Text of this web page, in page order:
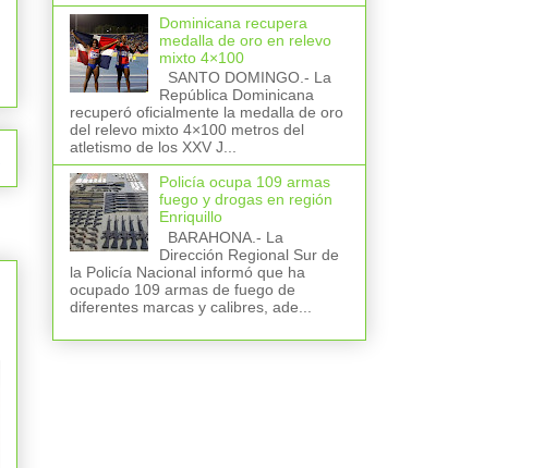
Dominicana recupera
medalla de oro en relevo
mixto 4×100
SANTO DOMINGO.- La
República Dominicana
recuperó oficialmente la medalla de oro
del relevo mixto 4×100 metros del
atletismo de los XXV J...
Policía ocupa 109 armas
fuego y drogas en región
Enriquillo
BARAHONA.- La
Dirección Regional Sur de
la Policía Nacional informó que ha
ocupado 109 armas de fuego de
diferentes marcas y calibres, ade...